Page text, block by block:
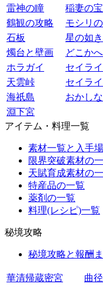
雷神の瞳
稲妻の
鶴観の攻略
モシリ
石板
星の如
燭台と壁画
どこか
ホラガイ
セイラ
天雲峠
セイラ
海祇島
おかし
淵下宮
アイテム・料理一覧
素材一覧と入手
限界突破素材の
天賦育成素材の
特産品の一覧
薬剤の一覧
料理(レシピ)一覧
秘境攻略
秘境攻略と報酬
華清帰蔵密宮
曲